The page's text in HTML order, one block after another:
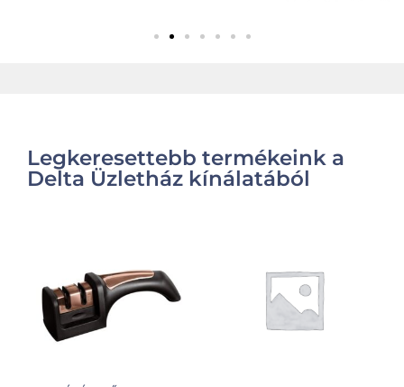
Legkeresettebb termékeink a
Delta Üzletház kínálatából